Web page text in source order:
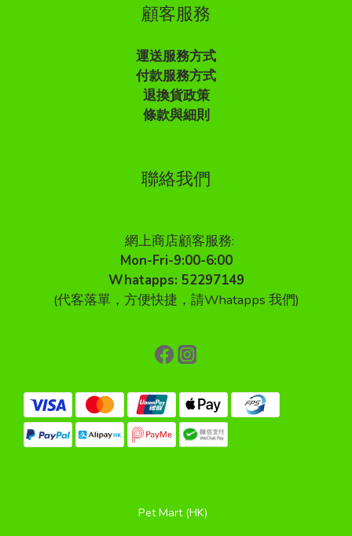
顧客服務
運送服務方式
付款服務方式
退換貨政策
條款與細則
聯絡我們
網上商店顧客服務:
Mon-Fri-9:00-6:00
Whatapps: 52297149
(代客落單，方便快捷，請Whatapps 我們)
Pet Mart (HK)